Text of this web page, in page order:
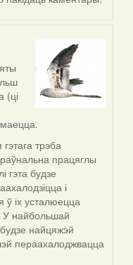
(ці
трэба
працяглы
гэта будзе
і
ў іх усталюецца
У найбольшай
найцяжэй
пераахалоджвацца